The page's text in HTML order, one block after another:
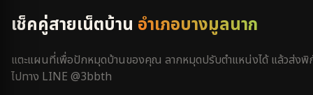
เช็คคู่สายเน็ตบ้าน อำเภอบางมูลนาก
แตะแผนที่เพื่อปักหมุดบ้านของคุณ ลากหมุดปรับตำแหน่งได้ แล้วส่งพิ
ไปทาง LINE @3bbth